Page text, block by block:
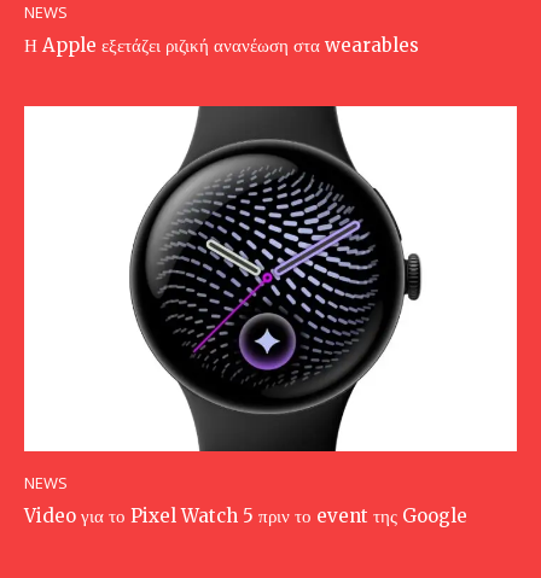
NEWS
Η Apple εξετάζει ριζική ανανέωση στα wearables
NEWS
Video για το Pixel Watch 5 πριν το event της Google